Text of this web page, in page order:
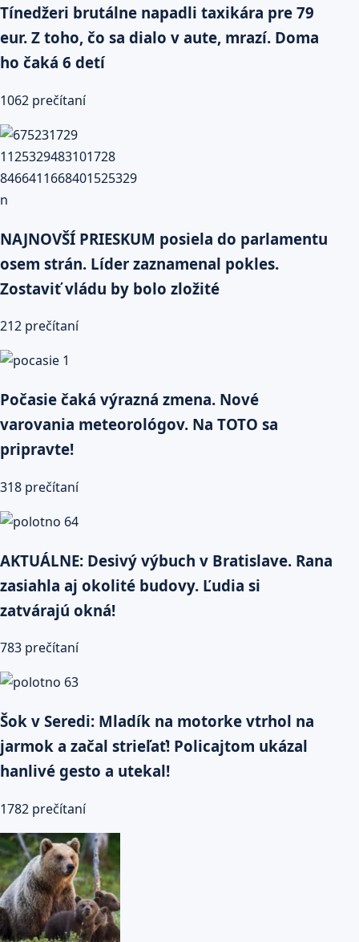
Tínedžeri brutálne napadli taxikára pre 79
eur. Z toho, čo sa dialo v aute, mrazí. Doma
ho čaká 6 detí
1062 prečítaní
NAJNOVŠÍ PRIESKUM posiela do parlamentu
osem strán. Líder zaznamenal pokles.
Zostaviť vládu by bolo zložité
212 prečítaní
Počasie čaká výrazná zmena. Nové
varovania meteorológov. Na TOTO sa
pripravte!
318 prečítaní
AKTUÁLNE: Desivý výbuch v Bratislave. Rana
zasiahla aj okolité budovy. Ľudia si
zatvárajú okná!
783 prečítaní
Šok v Seredi: Mladík na motorke vtrhol na
jarmok a začal strieľať! Policajtom ukázal
hanlivé gesto a utekal!
1782 prečítaní